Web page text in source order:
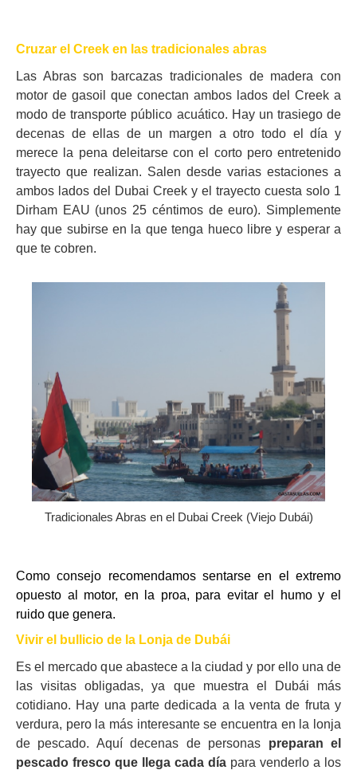
Cruzar el Creek en las tradicionales abras
Las Abras son barcazas tradicionales de madera con
motor de gasoil que conectan ambos lados del Creek a
modo de transporte público acuático. Hay un trasiego de
decenas de ellas de un margen a otro todo el día y
merece la pena deleitarse con el corto pero entretenido
trayecto que realizan. Salen desde varias estaciones a
ambos lados del Dubai Creek y el trayecto cuesta solo 1
Dirham EAU (unos 25 céntimos de euro). Simplemente
hay que subirse en la que tenga hueco libre y esperar a
que te cobren.
Tradicionales Abras en el Dubai Creek (Viejo Dubái)
Como consejo recomendamos sentarse en el extremo
opuesto al motor, en la proa, para evitar el humo y el
ruido que genera.
Vivir el bullicio de la Lonja de Dubái
Es el mercado que abastece a la ciudad y por ello una de
las visitas obligadas, ya que muestra el Dubái más
cotidiano. Hay una parte dedicada a la venta de fruta y
verdura, pero la más interesante se encuentra en la lonja
de pescado. Aquí decenas de personas preparan el
pescado fresco que llega cada día para venderlo a los